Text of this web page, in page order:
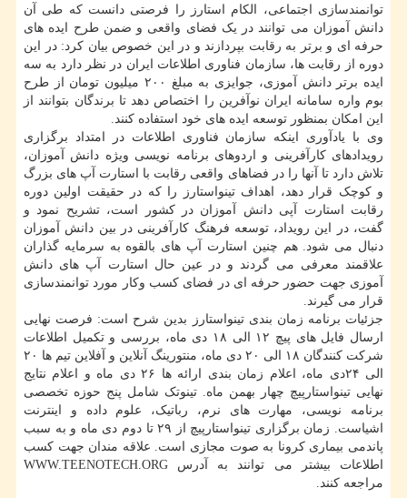
توانمندسازی اجتماعی، الکام استارز را فرصتی دانست که طی آن
دانش آموزان می توانند در یک فضای واقعی و ضمن طرح ایده های
حرفه ای و برتر به رقابت بپردازند و در این خصوص بیان کرد: در این
دوره از رقابت ها، سازمان فناوری اطلاعات ایران در نظر دارد به سه
ایده برتر دانش آموزی، جوایزی به مبلغ ۲۰۰ میلیون تومان از طرح
بوم واره سامانه ایران نوآفرین را اختصاص دهد تا برندگان بتوانند از
این امکان بمنظور توسعه ایده های خود استفاده کنند.
وی با یادآوری اینکه سازمان فناوری اطلاعات در امتداد برگزاری
رویدادهای کارآفرینی و اردوهای برنامه نویسی ویژه دانش آموزان،
تلاش دارد تا آنها را در فضاهای واقعی رقابت با استارت آپ های بزرگ
و کوچک قرار دهد، اهداف تینواستارز را که در حقیقت اولین دوره
رقابت استارت آپی دانش آموزان در کشور است، تشریح نمود و
گفت، در این رویداد، توسعه فرهنگ کارآفرینی در بین دانش آموزان
دنبال می شود. هم چنین استارت آپ های بالقوه به سرمایه گذاران
علاقمند معرفی می گردند و در عین حال استارت آپ های دانش
آموزی جهت حضور حرفه ای در فضای کسب وکار مورد توانمندسازی
قرار می گیرند.
جزئیات برنامه زمان بندی تینواستارز بدین شرح است: فرصت نهایی
ارسال فایل های پیچ ۱۲ الی ۱۸ دی ماه، بررسی و تکمیل اطلاعات
شرکت کنندگان ۱۸ الی ۲۰ دی ماه، منتورینگ آنلاین و آفلاین تیم ها ۲۰
الی ۲۴دی ماه، اعلام زمان بندی ارائه ها ۲۶ دی ماه و اعلام نتایج
نهایی تینواستارپیچ چهار بهمن ماه. تینوتک شامل پنج حوزه تخصصی
برنامه نویسی، مهارت های نرم، رباتیک، علوم داده و اینترنت
اشیاست. زمان برگزاری تینواستارپیچ از ۲۹ تا دوم دی ماه و به سبب
پاندمی بیماری کرونا به صوت مجازی است. علاقه مندان جهت کسب
اطلاعات بیشتر می توانند به آدرس WWW.TEENOTECH.ORG
مراجعه کنند.